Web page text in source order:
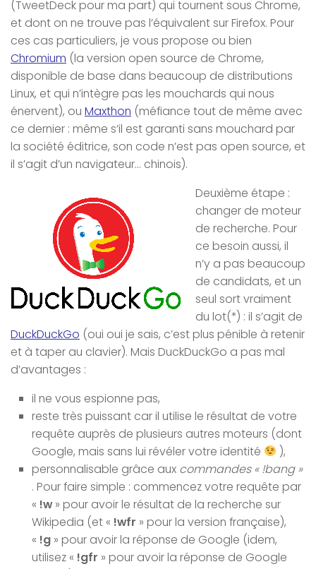
(TweetDeck pour ma part) qui tournent sous Chrome,
et dont on ne trouve pas l’équivalent sur Firefox. Pour
ces cas particuliers, je vous propose ou bien
Chromium (la version open source de Chrome,
disponible de base dans beaucoup de distributions
Linux, et qui n’intègre pas les mouchards qui nous
énervent), ou Maxthon (méfiance tout de même avec
ce dernier : même s’il est garanti sans mouchard par
la société éditrice, son code n’est pas open source, et
il s’agit d’un navigateur… chinois).
Deuxième étape :
changer de moteur
de recherche. Pour
ce besoin aussi, il
n’y a pas beaucoup
de candidats, et un
seul sort vraiment
du lot(*) : il s’agit de
DuckDuckGo (oui oui je sais, c’est plus pénible à retenir
et à taper au clavier). Mais DuckDuckGo a pas mal
d’avantages :
il ne vous espionne pas,
reste très puissant car il utilise le résultat de votre
requête auprès de plusieurs autres moteurs (dont
Google, mais sans lui révéler votre identité
),
personnalisable grâce aux commandes « !bang »
. Pour faire simple : commencez votre requête par
« !w » pour avoir le résultat de la recherche sur
Wikipedia (et « !wfr » pour la version française),
« !g » pour avoir la réponse de Google (idem,
utilisez « !gfr » pour avoir la réponse de Google